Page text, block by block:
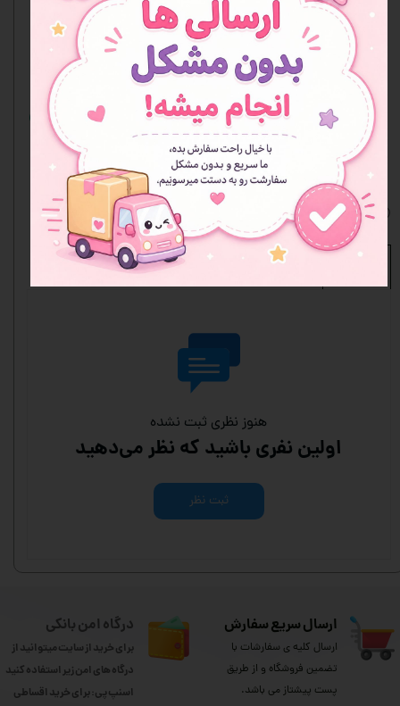
فوق‌العاده خوشگل و خاص برای اونایی که
دنبال یه جامدادی متفاوت هستن
این جامدادی فقط یه وسیله ساده برای نگهداری
مداد و خودکار نیست؛ یه اکسسوری خاصه که
استایل میزت رو متحول می‌کنه!
افزودن به علاقه مندی ها
هنوز نظری ثبت نشده
اولین نفری باشید که نظر می‌دهید
ثبت نظر
ارسال سریع سفارش
ارسال کلیه ی سفارشات با
تضمین فروشگاه و از طریق
پست پیشتاز می باشد.
درگاه امن بانکی
برای خرید از سایت میتوانید از
درگاه های امن زیر استفاده کنید
اسنپ پی: برای خرید اقساطی